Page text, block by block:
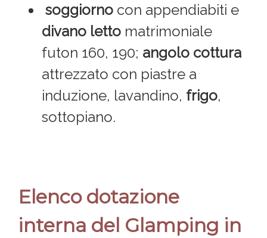
soggiorno con appendiabiti e
divano letto matrimoniale
futon 160, 190; angolo cottura
attrezzato con piastre a
induzione, lavandino, frigo,
sottopiano.
Elenco dotazione
interna del Glamping in